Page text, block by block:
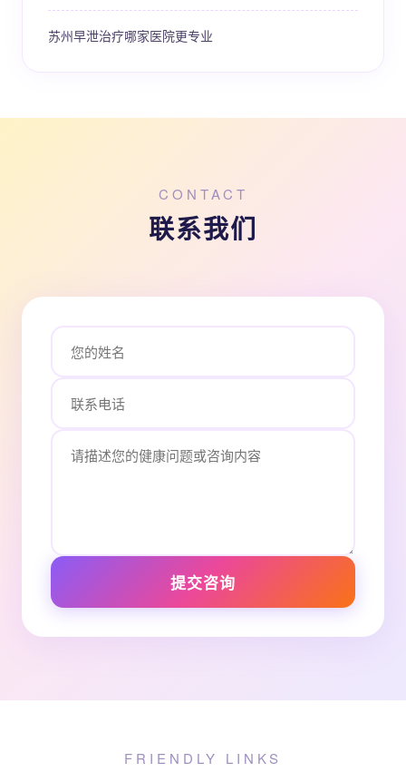
苏州早泄治疗哪家医院更专业
CONTACT
联系我们
提交咨询
FRIENDLY LINKS